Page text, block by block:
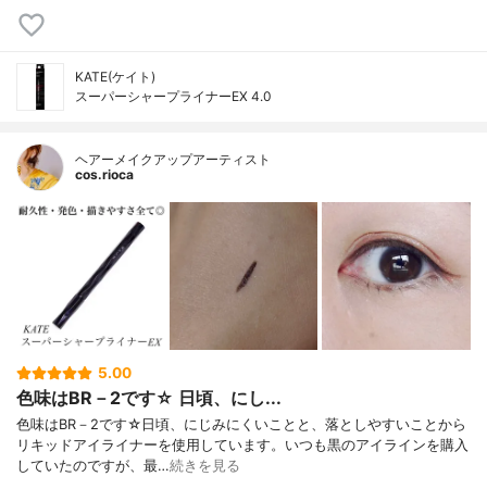
KATE(ケイト)
スーパーシャープライナーEX 4.0
ヘアーメイクアップアーティスト
cos.rioca
5.00
色味はBR－2です☆ 日頃、にし...
色味はBR－2です☆日頃、にじみにくいことと、落としやすいことから
リキッドアイライナーを使用しています。いつも黒のアイラインを購入
していたのですが、最…続きを見る